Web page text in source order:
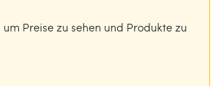
Preise zu sehen und Produkte zu